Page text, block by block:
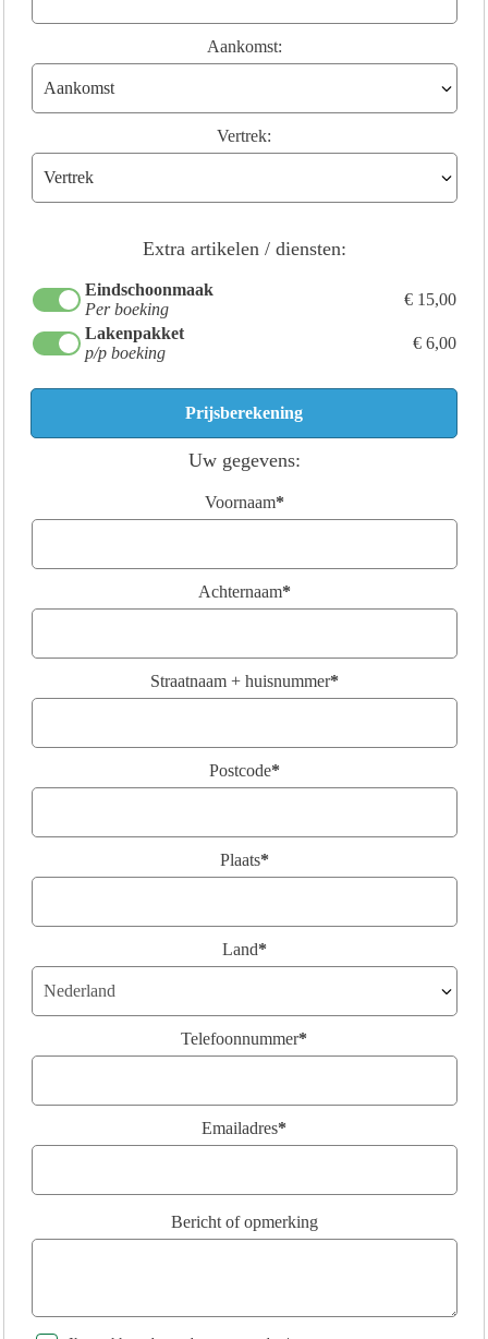
Aankomst:
Vertrek:
Extra artikelen / diensten:
Eindschoonmaak
Per boeking
€ 15,00
Lakenpakket
p/p boeking
€ 6,00
Uw gegevens:
Voornaam*
Achternaam*
Straatnaam + huisnummer*
Postcode*
Plaats*
Land*
Telefoonnummer*
Emailadres*
Bericht of opmerking